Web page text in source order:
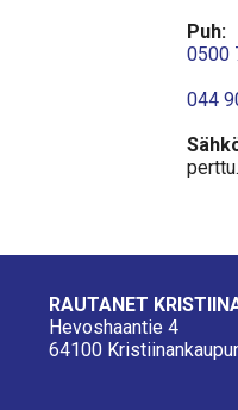
Puh:
0500
044
RAUTANET
Hevoshaantie 4
64100